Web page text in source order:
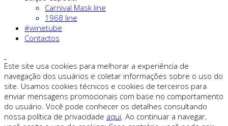
Carnival Mask line
1968 line
#winetube
Contactos
Este site usa cookies para melhorar a experiência de
navegação dos usuários e coletar informações sobre o uso do
site. Usamos cookies técnicos e cookies de terceiros para
enviar mensagens promocionais com base no comportamento
do usuário. Você pode conhecer os detalhes consultando
nossa política de privacidade aqui. Ao continuar a navegar,